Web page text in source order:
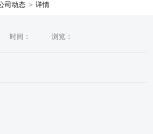
司动态 > 详情
时间： 浏览：